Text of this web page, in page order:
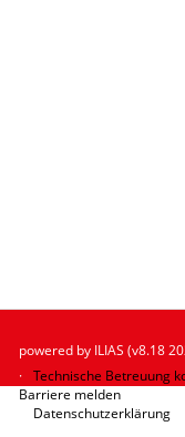
powered by ILIAS (v8.18
Technische Betreuung
Barriere melden
Datenschutzerklärung